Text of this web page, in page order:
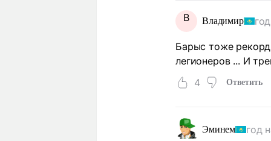
В Владимир
Барыс тоже
легионеров ... И
4
Ответить
Эминем год